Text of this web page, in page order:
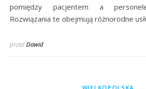
pomiędzy pacjentem a
Rozwiązania te obejmują różnorodne
przezDawid